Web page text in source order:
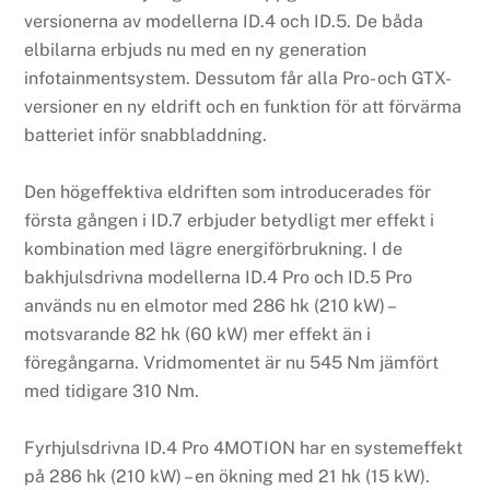
versionerna av modellerna ID.4 och ID.5. De båda
elbilarna erbjuds nu med en ny generation
infotainmentsystem. Dessutom får alla Pro- och GTX-
versioner en ny eldrift och en funktion för att förvärma
batteriet inför snabbladdning.
Den högeffektiva eldriften som introducerades för
första gången i ID.7 erbjuder betydligt mer effekt i
kombination med lägre energiförbrukning. I de
bakhjulsdrivna modellerna ID.4 Pro och ID.5 Pro
används nu en elmotor med 286 hk (210 kW) –
motsvarande 82 hk (60 kW) mer effekt än i
föregångarna. Vridmomentet är nu 545 Nm jämfört
med tidigare 310 Nm.
Fyrhjulsdrivna ID.4 Pro 4MOTION har en systemeffekt
på 286 hk (210 kW) – en ökning med 21 hk (15 kW).